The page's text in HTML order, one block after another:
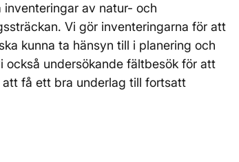
inventeringar av natur- och
Vi gör inventeringarna för att
kunna ta hänsyn till i planering och
undersökande fältbesök för att
få ett bra underlag till fortsatt